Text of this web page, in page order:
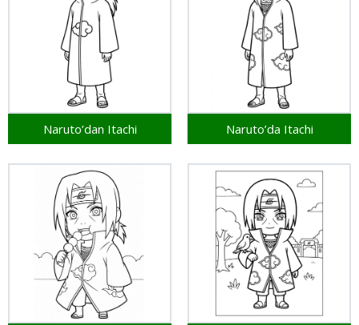
Naruto’dan Itachi Naruto’da Itachi